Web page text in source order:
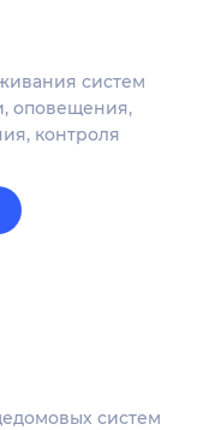
систем
оповещения,
контроля
систем